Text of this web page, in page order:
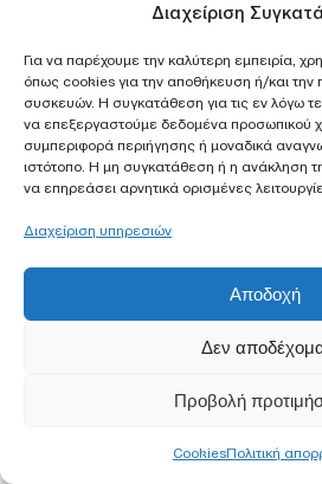
Διαχείριση
Για να παρέχουμε την καλύτερη εμπειρία,
όπως cookies για την αποθήκευση ή/και
συσκευών. Η συγκατάθεση για τις εν λόγω
να επεξεργαστούμε δεδομένα προσωπικού
συμπεριφορά περιήγησης ή μοναδικά
ιστότοπο. Η μη συγκατάθεση ή η ανάκληση
να επηρεάσει αρνητικά ορισμένες
Διαχείριση υπηρεσιών
Αποδοχή
Δεν
Προβολή
CookiesΠολιτική